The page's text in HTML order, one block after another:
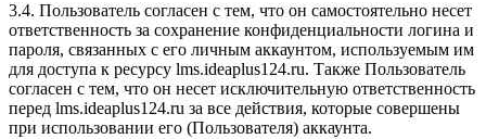
3.4. Пользователь согласен с тем, что он самостоятельно несет
ответственность за сохранение конфиденциальности логина и
пароля, связанных с его личным аккаунтом, используемым им
для доступа к ресурсу lms.ideaplus124.ru. Также Пользователь
согласен с тем, что он несет исключительную ответственность
перед lms.ideaplus124.ru за все действия, которые совершены
при использовании его (Пользователя) аккаунта.